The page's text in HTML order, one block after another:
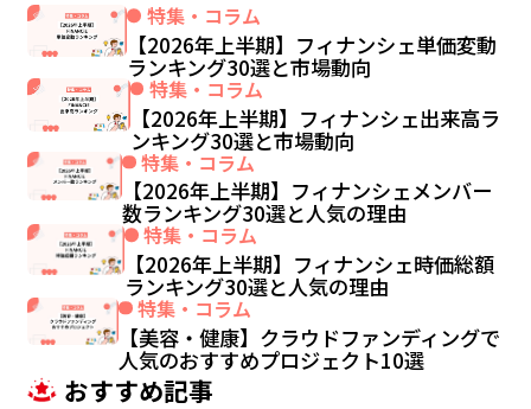
特集・コラム
【2026年上半期】フィナンシェ単価変動
ランキング30選と市場動向
特集・コラム
【2026年上半期】フィナンシェ出来高ラ
ンキング30選と市場動向
特集・コラム
【2026年上半期】フィナンシェメンバー
数ランキング30選と人気の理由
特集・コラム
【2026年上半期】フィナンシェ時価総額
ランキング30選と人気の理由
特集・コラム
【美容・健康】クラウドファンディングで
人気のおすすめプロジェクト10選
おすすめ記事